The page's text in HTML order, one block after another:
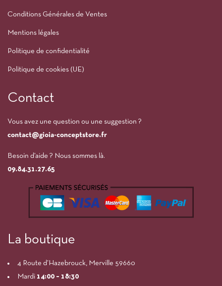
Conditions Générales de Ventes
Mentions légales
Politique de confidentialité
Politique de cookies (UE)
Contact
Vous avez une question ou une suggestion ?
contact@gioia-conceptstore.fr
Besoin d’aide ? Nous sommes là.
09.84.31.27.65
La boutique
4 Route d’Hazebrouck, Merville 59660
Mardi 14:00 – 18:30